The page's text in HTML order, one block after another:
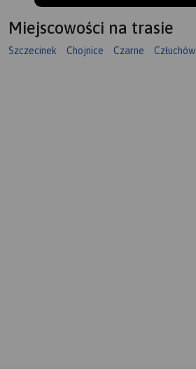
Miejscowości na trasie
Szczecinek Chojnice Czarne Człuchów